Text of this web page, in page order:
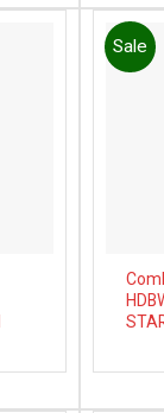
Sale